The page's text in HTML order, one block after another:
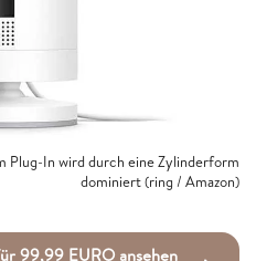
Plug-In wird durch eine Zylinderform
dominiert (ring / Amazon)
99,99 EURO ansehen